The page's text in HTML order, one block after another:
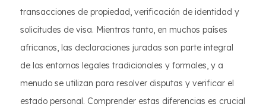
transacciones de propiedad, verificación de identidad y
solicitudes de visa. Mientras tanto, en muchos países
africanos, las declaraciones juradas son parte integral
de los entornos legales tradicionales y formales, y a
menudo se utilizan para resolver disputas y verificar el
estado personal. Comprender estas diferencias es crucial